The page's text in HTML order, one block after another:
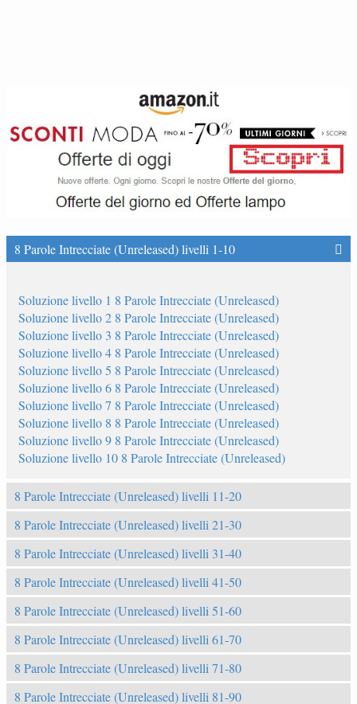
8 Parole Intrecciate (Unreleased) livelli 1-10
Soluzione livello 1 8 Parole Intrecciate (Unreleased)
Soluzione livello 2 8 Parole Intrecciate (Unreleased)
Soluzione livello 3 8 Parole Intrecciate (Unreleased)
Soluzione livello 4 8 Parole Intrecciate (Unreleased)
Soluzione livello 5 8 Parole Intrecciate (Unreleased)
Soluzione livello 6 8 Parole Intrecciate (Unreleased)
Soluzione livello 7 8 Parole Intrecciate (Unreleased)
Soluzione livello 8 8 Parole Intrecciate (Unreleased)
Soluzione livello 9 8 Parole Intrecciate (Unreleased)
Soluzione livello 10 8 Parole Intrecciate (Unreleased)
8 Parole Intrecciate (Unreleased) livelli 11-20
8 Parole Intrecciate (Unreleased) livelli 21-30
8 Parole Intrecciate (Unreleased) livelli 31-40
8 Parole Intrecciate (Unreleased) livelli 41-50
8 Parole Intrecciate (Unreleased) livelli 51-60
8 Parole Intrecciate (Unreleased) livelli 61-70
8 Parole Intrecciate (Unreleased) livelli 71-80
8 Parole Intrecciate (Unreleased) livelli 81-90